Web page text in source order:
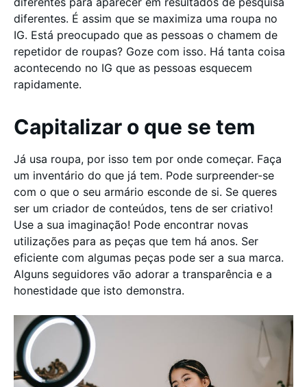
diferentes. É assim que se maximiza uma roupa no
IG. Está preocupado que as pessoas o chamem de
repetidor de roupas? Goze com isso. Há tanta coisa
acontecendo no IG que as pessoas esquecem
rapidamente.
Capitalizar o que se tem
Já usa roupa, por isso tem por onde começar. Faça
um inventário do que já tem. Pode surpreender-se
com o que o seu armário esconde de si. Se queres
ser um criador de conteúdos, tens de ser criativo!
Use a sua imaginação! Pode encontrar novas
utilizações para as peças que tem há anos. Ser
eficiente com algumas peças pode ser a sua marca.
Alguns seguidores vão adorar a transparência e a
honestidade que isto demonstra.